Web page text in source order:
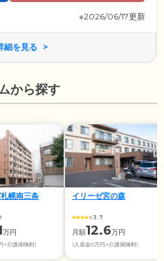
※2026/06/17更新
細を見る
から探す
幌南三条
万円
+介護保険料)
イリーゼ宮の森
3.7
月額12.6万円
(入居金0万円+介護保険料)